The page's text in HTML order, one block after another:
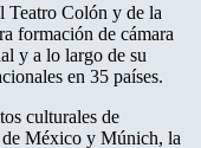
Teatro Colón y de la
formación de cámara
y a lo largo de su
en 35 países.
culturales de
México y Múnich, la